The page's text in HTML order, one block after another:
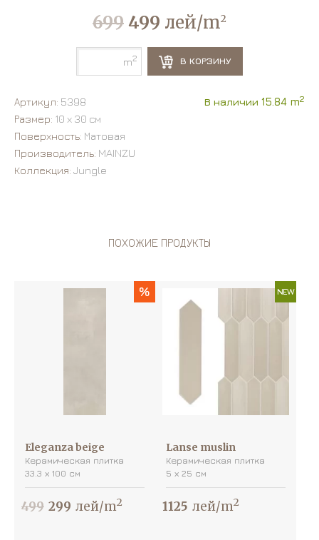
699 499 лей/m2
m2 В КОРЗИНУ
Артикул: 5398 В наличии 15.84 m2
Размер: 10 х 30 см
Поверхность: Матовая
Производитель: MAINZU
Коллекция: Jungle
ПОХОЖИЕ ПРОДУКТЫ
%
Eleganza beige
Керамическая плитка
33.3 х 100 см
499 299 лей/m2
NEW
Lanse muslin
Керамическая плитка
5 х 25 см
1125 лей/m2